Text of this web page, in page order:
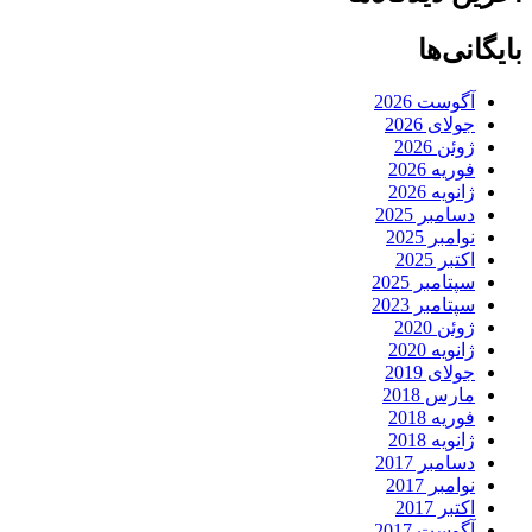
بایگانی‌ها
آگوست 2026
جولای 2026
ژوئن 2026
فوریه 2026
ژانویه 2026
دسامبر 2025
نوامبر 2025
اکتبر 2025
سپتامبر 2025
سپتامبر 2023
ژوئن 2020
ژانویه 2020
جولای 2019
مارس 2018
فوریه 2018
ژانویه 2018
دسامبر 2017
نوامبر 2017
اکتبر 2017